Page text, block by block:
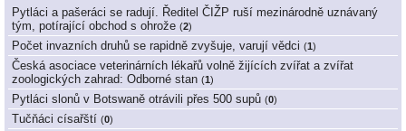
Pytláci a pašeráci se radují. Ředitel ČIŽP ruší mezinárodně uznávaný
tým, potírající obchod s ohrože (2)
Počet invazních druhů se rapidně zvyšuje, varují vědci (1)
Česká asociace veterinárních lékařů volně žijících zvířat a zvířat
zoologických zahrad: Odborné stan (1)
Pytláci slonů v Botswaně otrávili přes 500 supů (0)
Tučňáci císařští (0)